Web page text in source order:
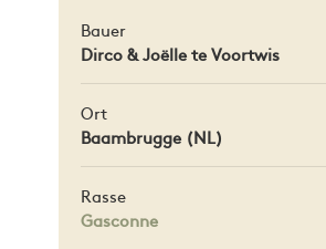
Bauer
Dirco & Joëlle te Voortwis
Ort
Baambrugge (NL)
Rasse
Gasconne